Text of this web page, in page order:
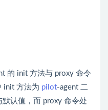
的 init 方法与 proxy 命令
init 方法为 pilot-agent 二
认值，而 proxy 命令处